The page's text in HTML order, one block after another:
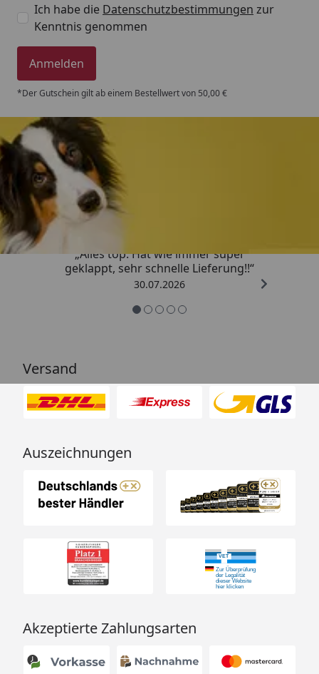
Ich habe die Datenschutzbestimmungen zur
Kenntnis genommen
Anmelden
*Der Gutschein gilt ab einem Bestellwert von 50,00 €
Trusted Shops
„Alles top. Hat wie immer super
geklappt, sehr schnelle Lieferung!!“
30.07.2026
Versand
Auszeichnungen
Akzeptierte Zahlungsarten